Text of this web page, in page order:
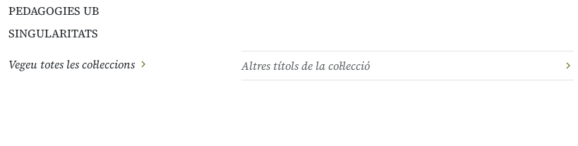
PEDAGOGIES UB
SINGULARITATS
Vegeu totes les col·leccions
Altres títols de la col·lecció